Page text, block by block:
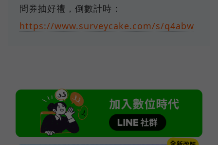
問券抽好禮，倒數計時：
https://www.surveycake.com/s/q4abw